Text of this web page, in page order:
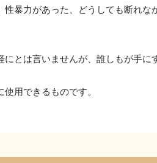
暴力があった、どうしても断れ
とは言いませんが、誰しもが手に
用できるものです。